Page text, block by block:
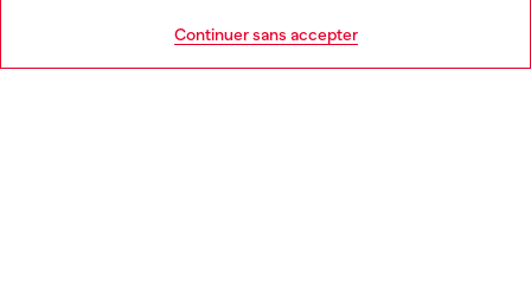
Continuer sans accepter